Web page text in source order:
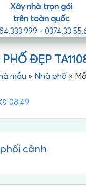
Xây nhà trọn gói
trên toàn quốc
-
ĐẸP
mẫu » Nhà phố »
08:49
cảnh